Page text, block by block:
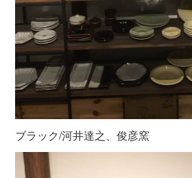
ブラック/河井達之、俊彦窯